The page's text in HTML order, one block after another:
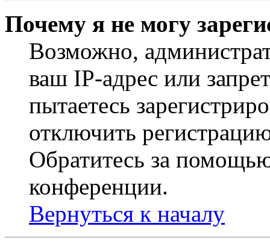
Почему я не могу
Возможно,
ваш IP-адрес или
пытаетесь
отключить
Обратитесь за
конференции.
Вернуться к началу